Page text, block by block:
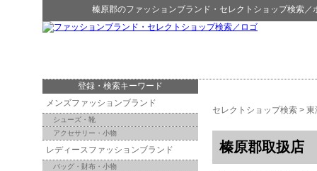
榛原郡のファッションブランド・セレクトショップ検索／
セレクトショップ検索 > 東
榛原郡取扱店
登録・検索キーワード
メンズファッションブランド
シューズ・靴
アクセサリー・小物
レディースファッションブランド
バッグ・財布・小物